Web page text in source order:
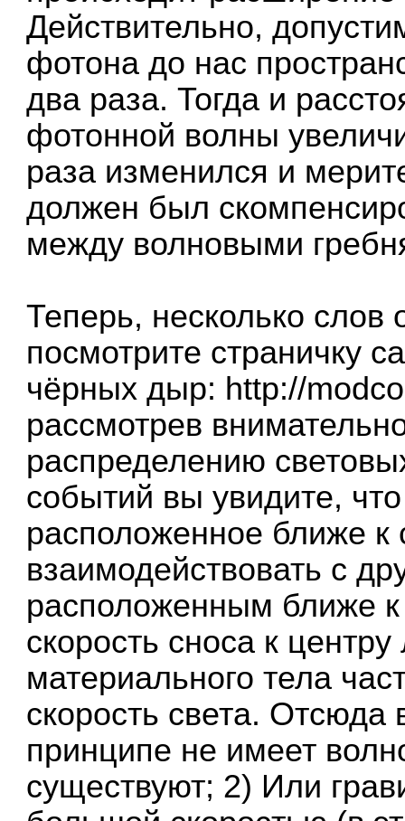
Действительно,
фотона до нас
два раза. Тогда и
фотонной волны
раза изменился и
должен был
между волновыми
Теперь, несколько слов
посмотрите страничку
чёрных дыр: http://
рассмотрев
распределению
событий вы увидите,
расположенное ближе к
взаимодействовать с
расположенным ближе к
скорость сноса к
материального тела
скорость света.
принципе не имеет
существуют; 2) Или